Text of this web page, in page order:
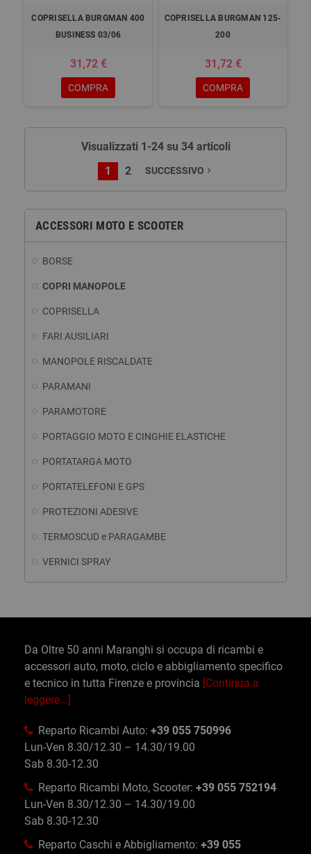
ACCESSORI MOTO E SCOOTER
BORSE
COPRI MANOPOLE
COPRISELLA
FARI AUSILIARI
MANOPOLE RISCALDATE
PARAMANI
PARAMOTORE
PORTAGGIO MOTO E CINGHIE ELASTICHE
PORTATARGA MOTO
PORTATELEFONI E GPS
PROTEZIONI ADESIVE
TERMOSCUD e PARAGAMBE
VERNICI SPRAY
COPRISELLA BURGMAN 400
BUSINESS 03/06
31,72 €
COMPRA
COPRISELLA BURGMAN 125-
200
31,72 €
COMPRA
Visualizzati 1-24 su 34 articoli
1
2 SUCCESSIVO navigate_next
Da Oltre 50 anni Maranghi si occupa di ricambi e
accessori auto, moto, ciclo e abbigliamento specifico
e tecnico in tutta Firenze e provincia [Continua a
leggere...]
Reparto Ricambi Auto: +39 055 750996
Lun-Ven 8.30/12.30 – 14.30/19.00
Sab 8.30-12.30
Reparto Ricambi Moto, Scooter: +39 055 752194
Lun-Ven 8.30/12.30 – 14.30/19.00
Sab 8.30-12.30
Reparto Caschi e Abbigliamento: +39 055